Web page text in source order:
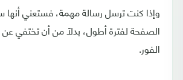
وإذا كنت ترسل رسالة مهمة، فستعني
الصفحة لفترة أطول، بدلاً من أن تختفي
الفور.